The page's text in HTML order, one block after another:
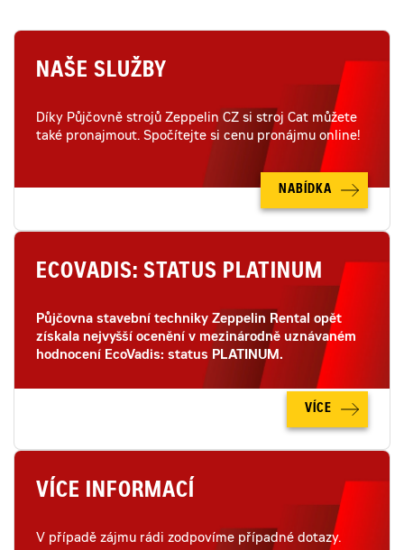
NAŠE SLUŽBY
Díky Půjčovně strojů Zeppelin CZ si stroj Cat můžete
také pronajmout. Spočítejte si cenu pronájmu online!
NABÍDKA
ECOVADIS: STATUS PLATINUM
Půjčovna stavební techniky Zeppelin Rental opět
získala nejvyšší ocenění v mezinárodně uznávaném
hodnocení EcoVadis: status PLATINUM.
VÍCE
VÍCE INFORMACÍ
V případě zájmu rádi zodpovíme případné dotazy.